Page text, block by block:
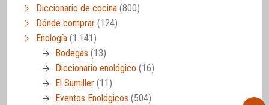
Diccionario de cocina (800)
Dónde comprar (124)
Enología (1.141)
Bodegas (13)
Diccionario enológico (16)
El Sumiller (11)
Eventos Enológicos (504)